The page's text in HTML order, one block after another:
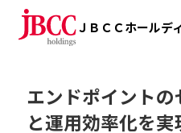
ＪＢＣＣホールデ
エンドポイント
と運用効率化を